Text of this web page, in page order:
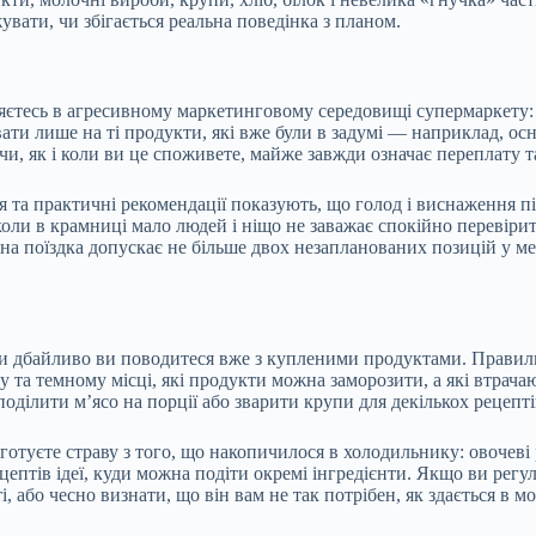
чи збігається реальна поведінка з планом.​
в агресивному маркетинговому середовищі супермаркету:
лише на ті продукти, які вже були в задумі — наприклад,
як і коли ви це споживете, майже завжди означає переплату
практичні рекомендації показують, що голод і виснаження
в крамниці мало людей і ніщо не заважає спокійно
допускає не більше двох незапланованих позицій у
дбайливо ви поводитеся вже з купленими продуктами.
темному місці, які продукти можна заморозити, а які
м’ясо на порції або зварити крупи для декількох
страву з того, що накопичилося в холодильнику: овочеві
ідеї, куди можна подіти окремі інгредієнти. Якщо ви
або чесно визнати, що він вам не так потрібен, як здається